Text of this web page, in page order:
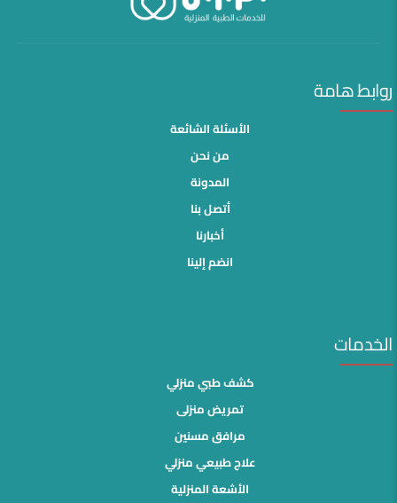
روابط هامة
الأسئلة الشائعة
من نحن
المدونة
أتصل بنا
أخبارنا
انضم إلينا
الخدمات
كشف طبي منزلي
تمريض منزلى
مرافق مسنين
علاج طبيعي منزلي
الأشعة المنزلية